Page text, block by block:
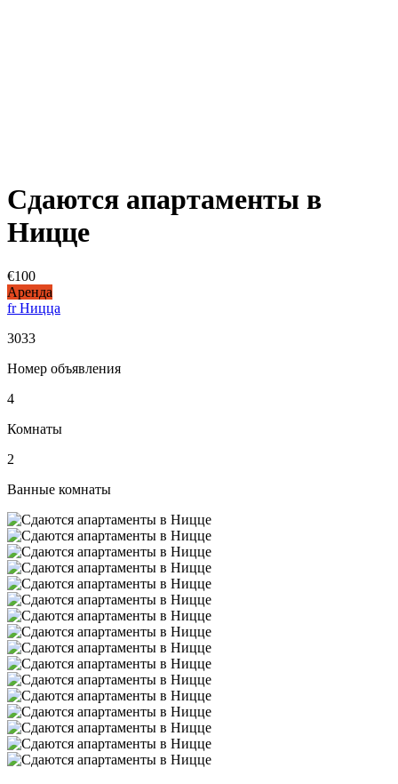
Сдаются апартаменты в
Ницце
€100
Аренда
fr Ницца
3033
Номер объявления
4
Комнаты
2
Ванные комнаты